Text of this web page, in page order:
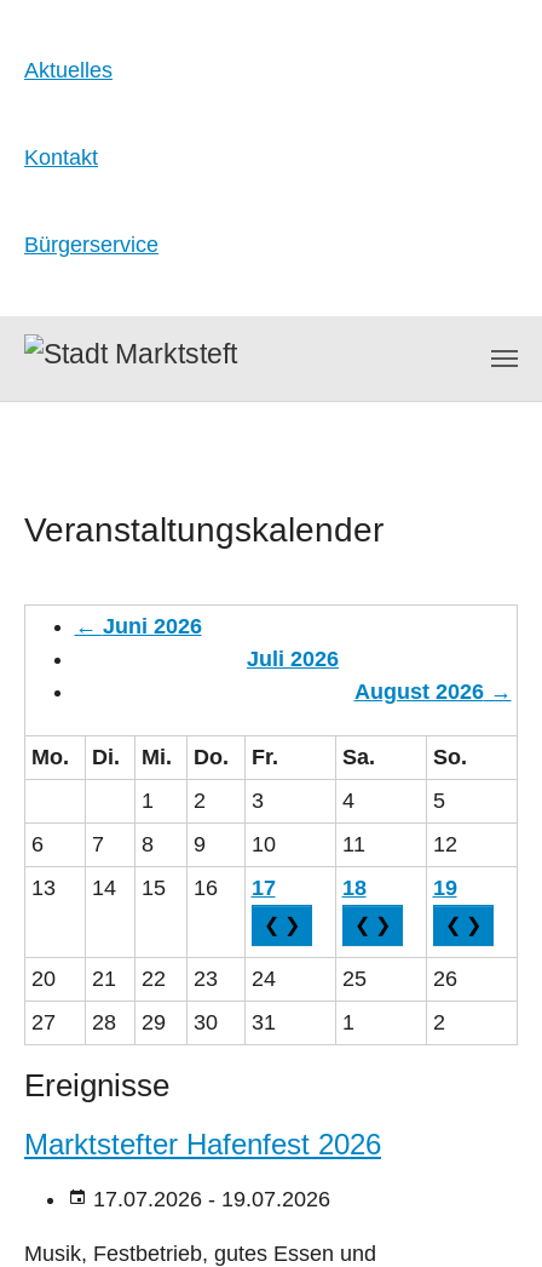
Aktuelles
Kontakt
Bürgerservice
Zum Hauptinhalt springen
Veranstaltungskalender
← Juni 2026
Juli 2026
August 2026→
Mo. Di. Mi. Do. Fr. Sa.
So.
1
2 3 4
5
6
7 8 9 10 11
12
13
14 15 16 17
❮ ❯
18
❮ ❯
19
❮ ❯
20 21 22 23 24 25
26
27
28 29 30 31 1 2
Ereignisse
Marktstefter Hafenfest 2026
17.07.2026 - 19.07.2026
Musik, Festbetrieb, gutes Essen und